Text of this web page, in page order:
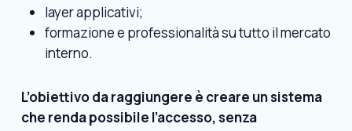
layer applicativi;
formazione e professionalità su tutto il mercato
interno.
L’obiettivo da raggiungere è creare un sistema
che renda possibile l’accesso, senza